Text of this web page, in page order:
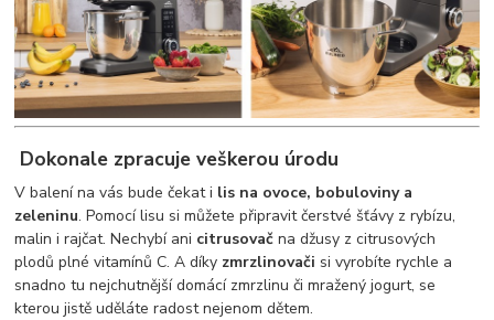
Dokonale zpracuje veškerou úrodu
V balení na vás bude čekat i lis na ovoce, bobuloviny a
zeleninu. Pomocí lisu si můžete připravit čerstvé šťávy z rybízu,
malin i rajčat. Nechybí ani citrusovač na džusy z citrusových
plodů plné vitamínů C. A díky zmrzlinovači si vyrobíte rychle a
snadno tu nejchutnější domácí zmrzlinu či mražený jogurt, se
kterou jistě uděláte radost nejenom dětem.